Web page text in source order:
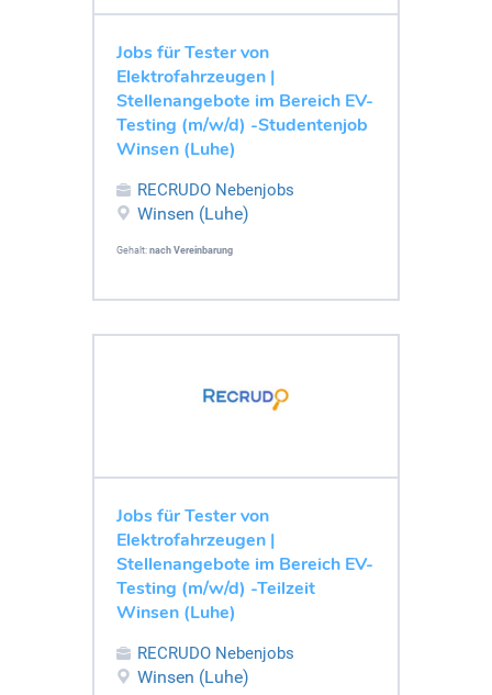
Jobs für Tester von
Elektrofahrzeugen |
Stellenangebote im Bereich EV-
Testing (m/w/d) -Studentenjob
Winsen (Luhe)
RECRUDO Nebenjobs
Winsen (Luhe)
Gehalt: nach Vereinbarung
Jobs für Tester von
Elektrofahrzeugen |
Stellenangebote im Bereich EV-
Testing (m/w/d) -Teilzeit
Winsen (Luhe)
RECRUDO Nebenjobs
Winsen (Luhe)